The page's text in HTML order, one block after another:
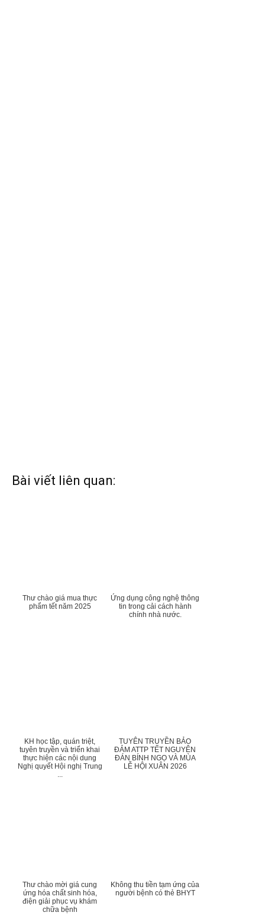
Bài viết liên quan:
Thư chào giá mua thực
phẩm tết năm 2025
Ứng dụng công nghệ thông
tin trong cải cách hành
chính nhà nước.
KH học tập, quán triệt,
tuyên truyền và triển khai
thực hiện các nội dung
Nghị quyết Hội nghị Trung
...
TUYÊN TRUYỀN BẢO
ĐẢM ATTP TẾT NGUYÊN
ĐÁN BÍNH NGỌ VÀ MÙA
LỄ HỘI XUÂN 2026
Thư chào mời giá cung
ứng hóa chất sinh hóa,
điện giải phục vụ khám
chữa bệnh
Không thu tiền tạm ứng của
người bệnh có thẻ BHYT